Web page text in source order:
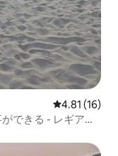
レビュー16
4.81 (16)
できる - レギアン